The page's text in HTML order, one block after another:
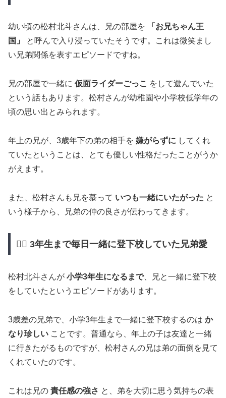
幼い頃の松村北斗さんは、兄の部屋を
「お兄ちゃん王
国」
と呼んで入り浸っていたそうです。これは微笑まし
い兄弟関係を表すエピソードですね。
兄の部屋で一緒に 仮面ライダーごっこ をして遊んでいた
という話もあります。松村さんが幼稚園や小学校低学年の
頃の思い出とみられます。
年上の兄が、3歳年下の弟の相手を 嫌がらずに してくれ
ていたということは、とても優しい性格だったことがうか
がえます。
また、松村さんも兄を慕って いつも一緒にいたがった と
いう様子から、兄弟の仲の良さが伝わってきます。
🚶‍♂️ 3年生まで毎日一緒に登下校していた兄弟愛
松村北斗さんが 小学3年生になるまで、兄と一緒に登下校
をしていたというエピソードがあります。
3歳差の兄弟で、小学3年生まで一緒に登下校するのは か
なり珍しい ことです。普通なら、年上の子は友達と一緒
に行きたがるものですが、松村さんの兄は弟の面倒を見て
くれていたのです。
これは兄の 責任感の強さ と、弟を大切に思う気持ちの表